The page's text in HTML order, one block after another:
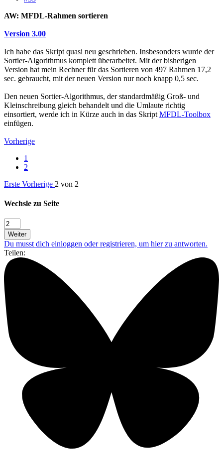
AW: MFDL-Rahmen sortieren
Version 3.00
Ich habe das Skript quasi neu geschrieben. Insbesonders wurde der
Sortier-Algorithmus komplett überarbeitet. Mit der bisherigen
Version hat mein Rechner für das Sortieren von 497 Rahmen 17,2
sec. gebraucht, mit der neuen Version nur noch knapp 0,5 sec.
Den neuen Sortier-Algorithmus, der standardmäßig Groß- und
Kleinschreibung gleich behandelt und die Umlaute richtig
einsortiert, werde ich in Kürze auch in das Skript MFDL-Toolbox
einfügen.
Vorherige
1
2
Erste Vorherige 2 von 2
Wechsle zu Seite
Weiter
Du musst dich einloggen oder registrieren, um hier zu antworten.
Teilen: